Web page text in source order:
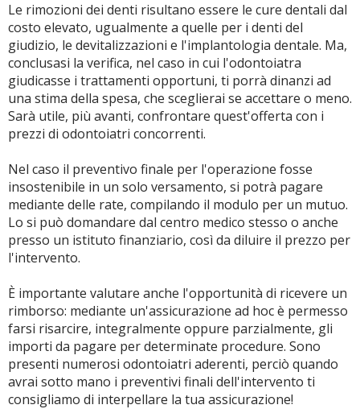
Le rimozioni dei denti risultano essere le cure dentali dal
costo elevato, ugualmente a quelle per i denti del
giudizio, le devitalizzazioni e l'implantologia dentale. Ma,
conclusasi la verifica, nel caso in cui l'odontoiatra
giudicasse i trattamenti opportuni, ti porrà dinanzi ad
una stima della spesa, che sceglierai se accettare o meno.
Sarà utile, più avanti, confrontare quest'offerta con i
prezzi di odontoiatri concorrenti.
Nel caso il preventivo finale per l'operazione fosse
insostenibile in un solo versamento, si potrà pagare
mediante delle rate, compilando il modulo per un mutuo.
Lo si può domandare dal centro medico stesso o anche
presso un istituto finanziario, così da diluire il prezzo per
l'intervento.
È importante valutare anche l'opportunità di ricevere un
rimborso: mediante un'assicurazione ad hoc è permesso
farsi risarcire, integralmente oppure parzialmente, gli
importi da pagare per determinate procedure. Sono
presenti numerosi odontoiatri aderenti, perciò quando
avrai sotto mano i preventivi finali dell'intervento ti
consigliamo di interpellare la tua assicurazione!